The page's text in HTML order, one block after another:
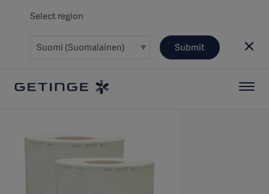
Select region
Submit